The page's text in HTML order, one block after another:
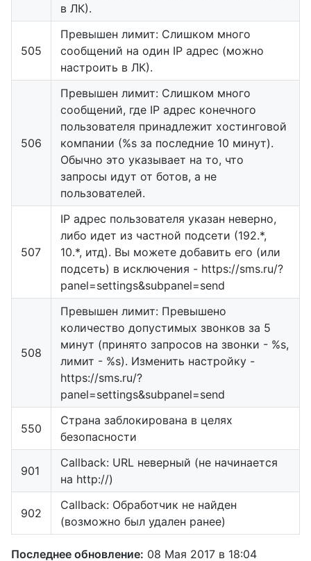
в ЛК).
505
Превышен лимит: Слишком много
сообщений на один IP адрес (можно
настроить в ЛК).
506
Превышен лимит: Слишком много
сообщений, где IP адрес конечного
пользователя принадлежит хостинговой
компании (%s за последние 10 минут).
Обычно это указывает на то, что
запросы идут от ботов, а не
пользователей.
507
IP адрес пользователя указан неверно,
либо идет из частной подсети (192.*,
10.*, итд). Вы можете добавить его (или
подсеть) в исключения - https://sms.ru/?
panel=settings&subpanel=send
508
Превышен лимит: Превышено
количество допустимых звонков за 5
минут (принято запросов на звонки - %s,
лимит - %s). Изменить настройку -
https://sms.ru/?
panel=settings&subpanel=send
550
Страна заблокирована в целях
безопасности
901
Callback: URL неверный (не начинается
на http://)
902
Callback: Обработчик не найден
(возможно был удален ранее)
Последнее обновление: 08 Мая 2017 в 18:04